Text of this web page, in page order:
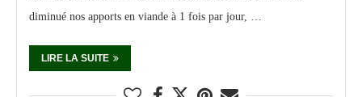
diminué nos apports en viande à 1 fois par jour, …
LIRE LA SUITE